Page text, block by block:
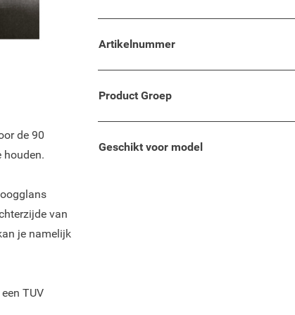
De
naar
en is
uniek
de 90
houden.
van
je namelijk
TUV
Artikelnummer
Product Groep
Geschikt voor model